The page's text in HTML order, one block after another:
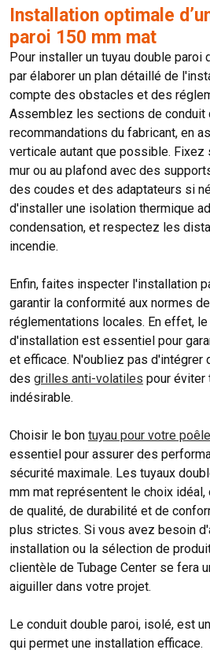
Installation optimale
paroi 150 mm mat
Pour installer un tuyau double paroi
par élaborer un plan détaillé de
compte des obstacles et des
Assemblez les sections de conduit
recommandations du fabricant, en
verticale autant que possible. Fixez
mur ou au plafond avec des
des coudes et des adaptateurs si
d'installer une isolation thermique
condensation, et respectez les
incendie.
Enfin, faites inspecter l'installation
garantir la conformité aux normes
réglementations locales. En effet,
d'installation est essentiel pour
et efficace. N'oubliez pas
des grilles anti-volatiles pour éviter
indésirable.
Choisir le bon tuyau pour votre
essentiel pour assurer des
sécurité maximale. Les tuyaux
mm mat représentent le choix
de qualité, de durabilité et de
plus strictes. Si vous avez besoin
installation ou la sélection de
clientèle de Tubage Center se fera
aiguiller dans votre projet.
Le conduit double paroi, isolé, est
qui permet une installation efficace.